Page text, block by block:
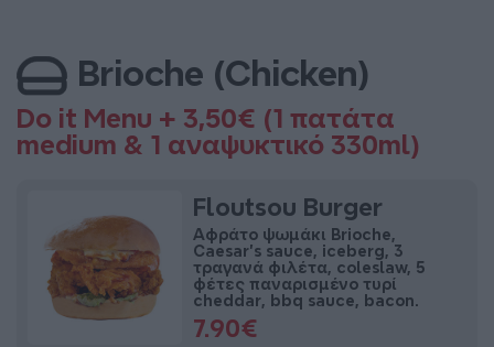
Brioche (Chicken)
Do it Menu + 3,50€ (1 πατάτα
medium & 1 αναψυκτικό 330ml)
Floutsou Burger
Αφράτο ψωμάκι Brioche,
Caesar's sauce, iceberg, 3
τραγανά φιλέτα, coleslaw, 5
φέτες παναρισμένο τυρί
cheddar, bbq sauce, bacon.
7.90€